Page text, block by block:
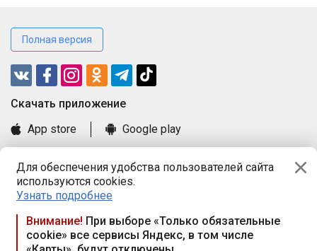
Для обеспечения удобства пользователей сайта
используются cookies.
Узнать подробнее
Внимание! При выборе «Только обязательные
cookie» все сервисы Яндекс, в том числе
Полная версия
Cкачать приложение
App store
Google play
Книга замечаний и предложений
Правила и документы
Praca.by © 2000—2026, ООО «ПРАЦА БАЙ»
Республика Беларусь, 220114, г. Минск, пр-т Независимости
117а, пом. № 9.